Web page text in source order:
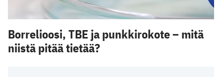
Borrelioosi, TBE ja punkkirokote – mitä
niistä pitää tietää?